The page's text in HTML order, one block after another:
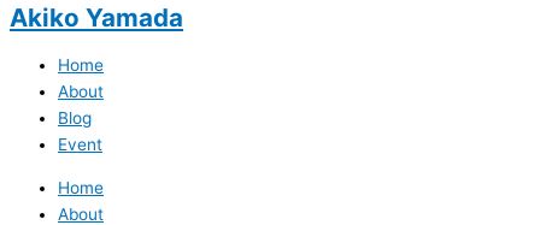
Akiko Yamada
Home
About
Blog
Event
Home
About